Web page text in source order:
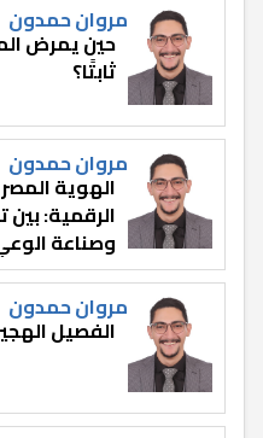
مروان حمدون
حين يمرض
ثابتًا؟
مروان حمدون
الهوية
الرقمية: بين
وصناعة
مروان حمدون
الفصيل